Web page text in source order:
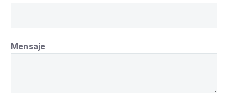
Mensaje